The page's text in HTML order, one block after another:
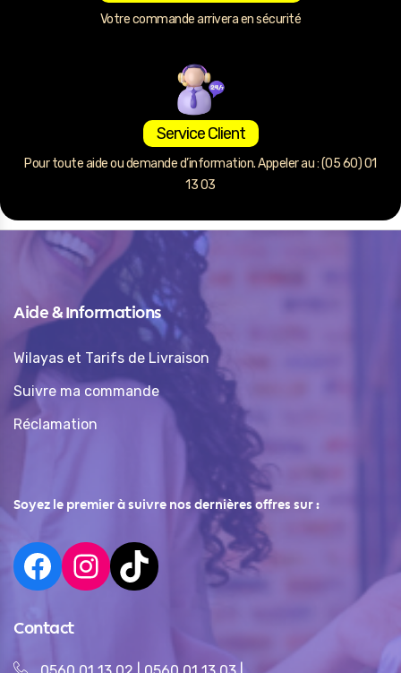
Votre commande arrivera en sécurité
Service Client
Pour toute aide ou demande d’information. Appeler au : (05 60) 01
13 03
Aide & Informations
Wilayas et Tarifs de Livraison
Suivre ma commande
Réclamation
Soyez le premier à suivre nos dernières offres sur :
Contact